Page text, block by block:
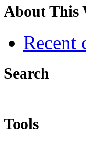
About This
Recent
Search
Tools